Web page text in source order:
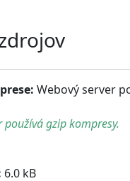
Webový server
používá gzip kompresy.
6.0 kB